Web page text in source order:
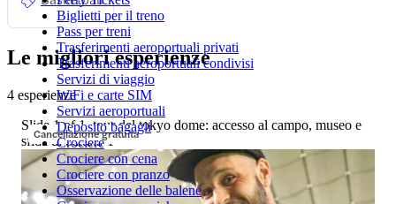
Biglietti per il treno
Pass per treni
Trasferimenti aeroportuali privati
Trasferimenti aeroportuali condivisi
Servizi di viaggio
WiFi e carte SIM
Servizi aeroportuali
Deposito bagagli
Crociere
Crociere con cena
Crociere con pranzo
Osservazione delle balene
Le migliori esperienze
4 esperienze
Cancellazione gratuita
Slide 1 of 1, tour del tokyo dome: accesso al campo, museo e
sfida di battuta-1